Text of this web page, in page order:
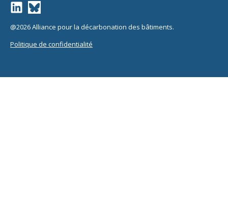
@2026 Alliance pour la décarbonation des bâtiments.
Politique de confidentialité